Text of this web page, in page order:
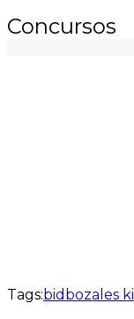
Concursos
Tags:bid bozales ki